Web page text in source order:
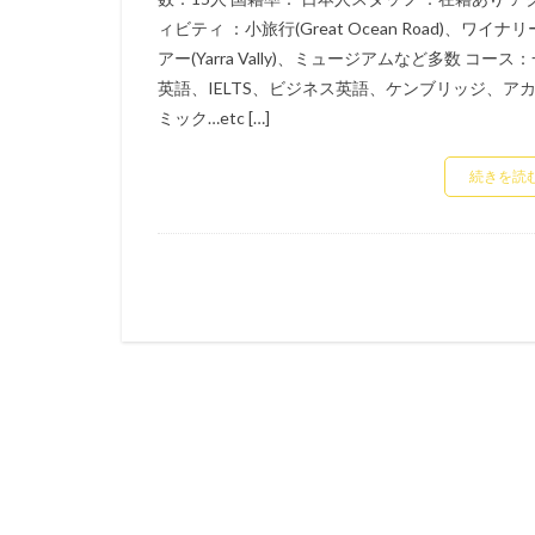
ィビティ ：小旅行(Great Ocean Road)、ワイナリ
アー(Yarra Vally)、ミュージアムなど多数 コース
英語、IELTS、ビジネス英語、ケンブリッジ、ア
ミック…etc […]
続きを読